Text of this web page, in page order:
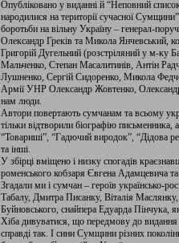
Опубліковано у виданні й “Неповний
народилися на території сучасної
боротьби на вільну Україну – генерал-
Олександр Греків та Микола Янчевський,
Григорій Дугельний (розстріляний у м-ку
Мальченко, Степан Масалитинів, Антін
Лушненко, Сергій Сидоренко, Микола
Армії УНР Олександр Жовтенко,
нам люди.
Автори повертають сумчанам та всьому
тільки відтворили біографію письменника,
“Товариші”, “Гадючий виродок”, “Дідова
та інші.
У збірці вміщено і низку спогадів
роменського кобзаря Євгена Адамцевича
Згадали ми і сумчан – героїв українсько-
Табалу, Дмитра Писанку, Віталія
Буйновського, снайпера Едуарда Пінчука,
Хіба дивуватися, що передмову до
справді так. І сини Сумщини різних